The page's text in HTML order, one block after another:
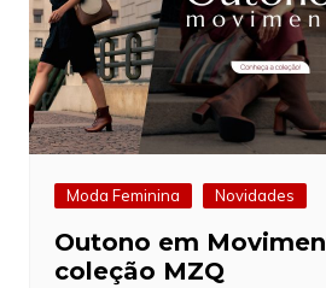
Moda Feminina Novidades
Outono em
coleção MZQ